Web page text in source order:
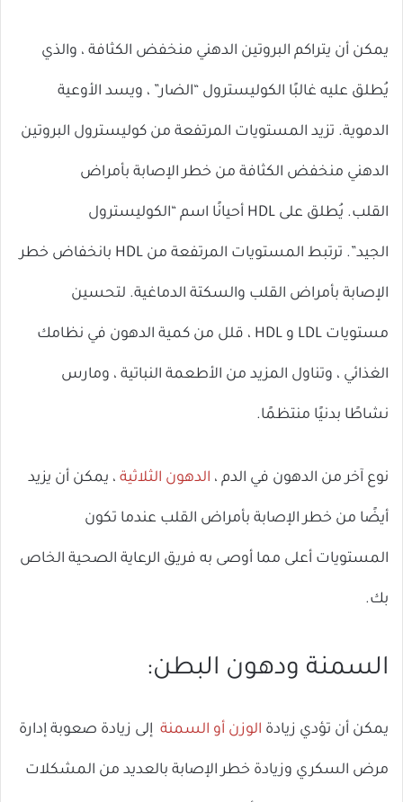
يمكن أن يتراكم البروتين الدهني منخفض الكثافة ، والذي
يُطلق عليه غالبًا الكوليسترول “الضار” ، ويسد الأوعية
الدموية. تزيد المستويات المرتفعة من كوليسترول البروتين
الدهني منخفض الكثافة من خطر الإصابة بأمراض
القلب. يُطلق على HDL أحيانًا اسم “الكوليسترول
الجيد”. ترتبط المستويات المرتفعة من HDL بانخفاض خطر
الإصابة بأمراض القلب والسكتة الدماغية. لتحسين
مستويات LDL و HDL ، قلل من كمية الدهون في نظامك
الغذائي ، وتناول المزيد من الأطعمة النباتية ، ومارس
نشاطًا بدنيًا منتظمًا.
نوع آخر من الدهون في الدم ، الدهون الثلاثية ، يمكن أن يزيد
أيضًا من خطر الإصابة بأمراض القلب عندما تكون
المستويات أعلى مما أوصى به فريق الرعاية الصحية الخاص
بك.
السمنة ودهون البطن:
يمكن أن تؤدي زيادة الوزن أو السمنة إلى زيادة صعوبة إدارة
مرض السكري وزيادة خطر الإصابة بالعديد من المشكلات